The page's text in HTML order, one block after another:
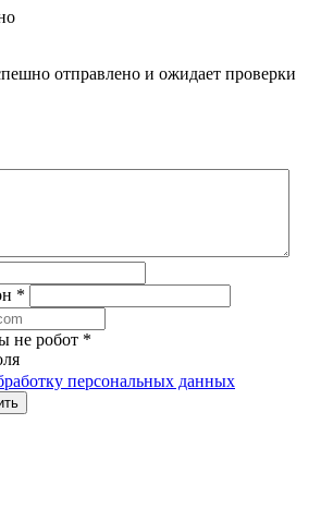
отправлено и ожидает проверки
*
не робот *
персональных данных